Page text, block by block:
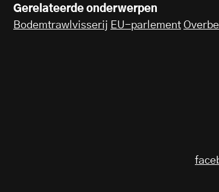
Gerelateerde onderwerpen
Bodemtrawlvisserij EU-parlement